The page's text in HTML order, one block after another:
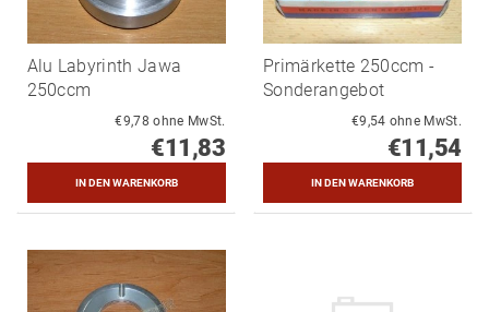
Alu Labyrinth Jawa
250ccm
€9,78 ohne MwSt.
€11,83
Primärkette 250ccm -
Sonderangebot
€9,54 ohne MwSt.
€11,54